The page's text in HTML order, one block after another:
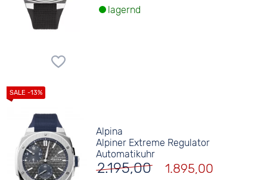
lagernd
Alpina
Alpiner Extreme Regulator
Automatikuhr
2.195,00 1.895,00